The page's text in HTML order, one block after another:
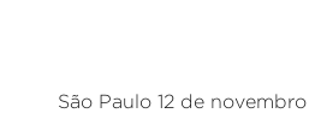
São Paulo 12 de novembro